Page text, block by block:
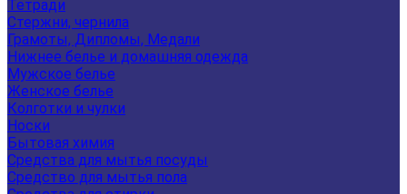
Тетради
Стержни, чернила
Грамоты, Дипломы, Медали
Нижнее белье и домашняя одежда
Мужское белье
Женское белье
Колготки и чулки
Носки
Бытовая химия
Средства для мытья посуды
Средство для мытья пола